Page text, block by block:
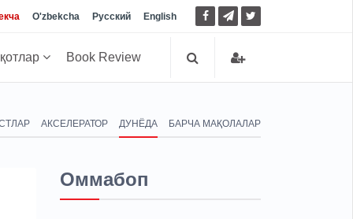
O'zbekcha Русский English
Book Review
АКСЕЛЕРАТОР ДУНЁДА БАРЧА МАҚОЛАЛАР
Оммабоп